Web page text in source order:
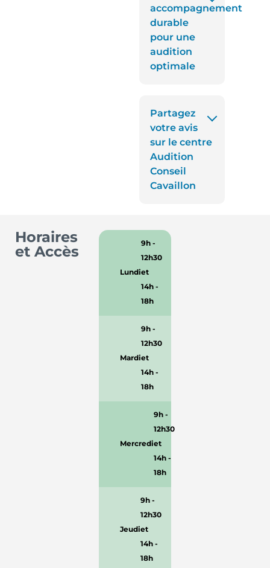
accompagnement
durable
pour une
audition
optimale
Partagez
votre avis
sur le centre
Audition
Conseil
Cavaillon
Horaires
et Accès
Lundi
9h -
12h30
et
14h -
18h
Mardi
9h -
12h30
et
14h -
18h
Mercredi
9h -
12h30
et
14h -
18h
Jeudi
9h -
12h30
et
14h -
18h